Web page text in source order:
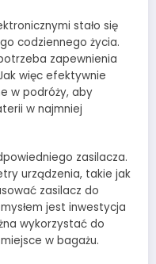
stało się
codziennego życia.
zapewnienia
więc efektywnie
w podróży, aby
w najmniej
zasilacza.
urządzenia, takie jak
zasilacz do
jest inwestycja
wykorzystać do
w bagażu.